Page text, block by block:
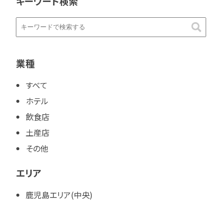
業種
すべて
ホテル
飲食店
土産店
その他
エリア
鹿児島エリア(中央)